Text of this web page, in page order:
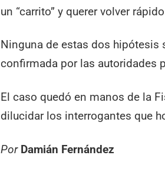
un “carrito” y querer volver
Ninguna de estas dos hipótesis
confirmada por las autoridades
El caso quedó en manos de la
dilucidar los interrogantes que
Por Damián Fernández